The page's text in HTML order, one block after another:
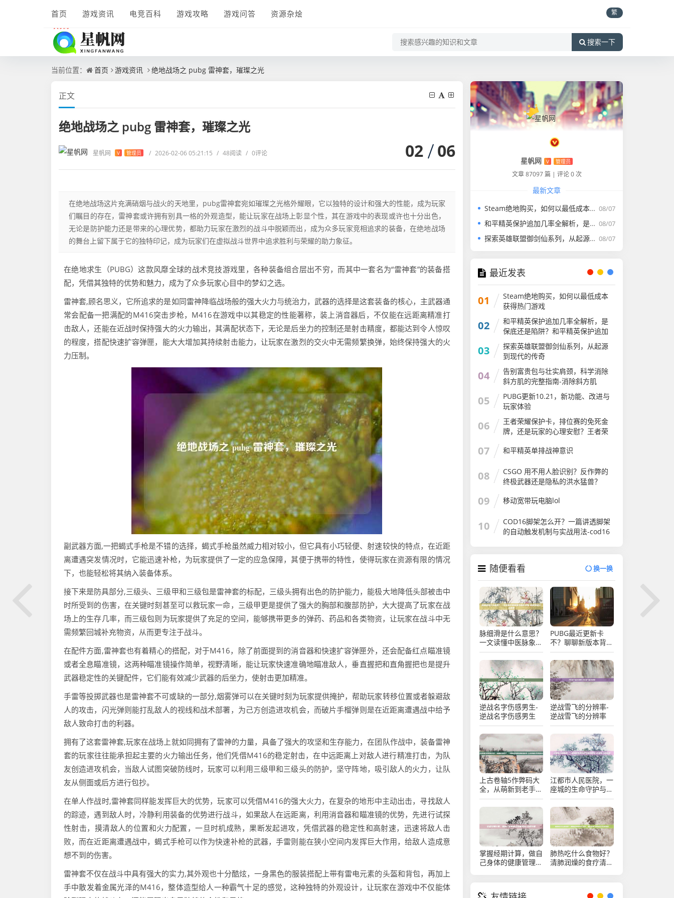
首页 游戏资讯 电竞百科 游戏攻略 游戏问答 资源杂烩 繁
搜索一下
当前位置： 首页 游戏资讯 绝地战场之 pubg 雷神套，璀璨之光
正文
绝地战场之 pubg 雷神套，璀璨之光
星帆网 V 管理员 / 2026-02-06 05:21:15 / 48阅读 / 0评论 02 06
在绝地战场这片充满硝烟与战火的天地里，pubg雷神套宛如璀璨之光格外耀眼，它以独特的设计和强大的性能，成为玩家
们瞩目的存在，雷神套或许拥有别具一格的外观造型，能让玩家在战场上彰显个性，其在游戏中的表现或许也十分出色，
无论是防护能力还是带来的心理优势，都助力玩家在激烈的战斗中脱颖而出，成为众多玩家竞相追求的装备，在绝地战场
的舞台上留下属于它的独特印记，成为玩家们在虚拟战斗世界中追求胜利与荣耀的助力象征。
在绝地求生（PUBG）这款风靡全球的战术竞技游戏里，各种装备组合层出不穷，而其中一套名为“雷神套”的装备搭
配，凭借其独特的优势和魅力，成为了众多玩家心目中的梦幻之选。
雷神套,顾名思义，它所追求的是如同雷神降临战场般的强大火力与统治力，武器的选择是这套装备的核心，主武器通
常会配备一把满配的M416突击步枪，M416在游戏中以其稳定的性能著称，装上消音器后，不仅能在远距离精准打
击敌人，还能在近战时保持强大的火力输出，其满配状态下，无论是后坐力的控制还是射击精度，都能达到令人惊叹
的程度，搭配快速扩容弹匣，能大大增加其持续射击能力，让玩家在激烈的交火中无需频繁换弹，始终保持强大的火
力压制。
副武器方面,一把蝎式手枪是不错的选择，蝎式手枪虽然威力相对较小，但它具有小巧轻便、射速较快的特点，在近距
离遭遇突发情况时，它能迅速补枪，为玩家提供了一定的应急保障，其便于携带的特性，使得玩家在资源有限的情况
下，也能轻松将其纳入装备体系。
接下来是防具部分,三级头、三级甲和三级包是雷神套的标配，三级头拥有出色的防护能力，能极大地降低头部被击中
时所受到的伤害，在关键时刻甚至可以救玩家一命，三级甲更是提供了强大的胸部和腹部防护，大大提高了玩家在战
场上的生存几率，而三级包则为玩家提供了充足的空间，能够携带更多的弹药、药品和各类物资，让玩家在战斗中无
需频繁回城补充物资，从而更专注于战斗。
在配件方面,雷神套也有着精心的搭配，对于M416，除了前面提到的消音器和快速扩容弹匣外，还会配备红点瞄准镜
或者全息瞄准镜，这两种瞄准镜操作简单，视野清晰，能让玩家快速准确地瞄准敌人，垂直握把和直角握把也是提升
武器稳定性的关键配件，它们能有效减少武器的后坐力，使射击更加精准。
手雷等投掷武器也是雷神套不可或缺的一部分,烟雾弹可以在关键时刻为玩家提供掩护，帮助玩家转移位置或者躲避敌
人的攻击，闪光弹则能打乱敌人的视线和战术部署，为己方创造进攻机会，而破片手榴弹则是在近距离遭遇战中给予
敌人致命打击的利器。
拥有了这套雷神套,玩家在战场上就如同拥有了雷神的力量，具备了强大的攻坚和生存能力，在团队作战中，装备雷神
套的玩家往往能承担起主要的火力输出任务，他们凭借M416的稳定射击，在中远距离上对敌人进行精准打击，为队
友创造进攻机会，当敌人试图突破防线时，玩家可以利用三级甲和三级头的防护，坚守阵地，吸引敌人的火力，让队
友从侧面或后方进行包抄。
在单人作战时,雷神套同样能发挥巨大的优势，玩家可以凭借M416的强大火力，在复杂的地形中主动出击，寻找敌人
的踪迹，遇到敌人时，冷静利用装备的优势进行战斗，如果敌人在远距离，利用消音器和瞄准镜的优势，先进行试探
性射击，摸清敌人的位置和火力配置，一旦时机成熟，果断发起进攻，凭借武器的稳定性和高射速，迅速将敌人击
败，而在近距离遭遇战中，蝎式手枪可以作为快速补枪的武器，手雷则能在狭小空间内发挥巨大作用，给敌人造成意
想不到的伤害。
雷神套不仅在战斗中具有强大的实力,其外观也十分酷炫，一身黑色的服装搭配上带有雷电元素的头盔和背包，再加上
手中散发着金属光泽的M416，整体造型给人一种霸气十足的感觉，这种独特的外观设计，让玩家在游戏中不仅能体
星帆网 V 管理员
文章 87097 篇 | 评论 0 次
最新文章
08/07
Steam绝地购买，如何以最低成本获得热门游戏
08/07
和平精英保护追加几率全解析，是保底还是陷阱？和平精英保护追加几率
08/07
探索英雄联盟御剑仙系列，从起源到现代的传奇
最近发表
01
Steam绝地购买，如何以最低成本
获得热门游戏
02
和平精英保护追加几率全解析，是
保底还是陷阱？和平精英保护追加
几率
03
探索英雄联盟御剑仙系列，从起源
到现代的传奇
04
告别富贵包与壮实肩颈，科学消除
斜方肌的完整指南-消除斜方肌
05
PUBG更新10.21，新功能、改进与
玩家体验
06
王者荣耀保护卡，排位赛的免死金
牌，还是玩家的心理安慰？王者荣
07 和平精英单排战神意识
08
CSGO 用不用人脸识别？反作弊的
终极武器还是隐私的洪水猛兽？
09 移动宽带玩电脑lol
10
COD16脚架怎么开？一篇讲透脚架
的自动触发机制与实战用法-cod16
随便看看 换一换
脉细滑是什么意思？
一文读懂中医脉象中
的细滑脉-脉细滑是
什么意思
PUBG最近更新卡
不？聊聊新版本背后
的流畅度真相-pubg
最近更新卡不
逆战名字伤感男生-
逆战名字伤感男生
逆战雪飞的分辨率-
逆战雪飞的分辨率
上古卷轴5作弊码大
全，从萌新到老手，
一篇搞定所有控制台
秘技-上古卷轴5作弊
江都市人民医院，一
座城的生命守护与时
代印记-江都市人民
医院
掌握经期计算，做自
己身体的健康管理
肺热吃什么食物好？
清肺润燥的食疗清